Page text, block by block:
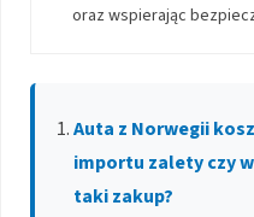
oraz wspierając
Auta z Norwegii
importu zalety czy
taki zakup?